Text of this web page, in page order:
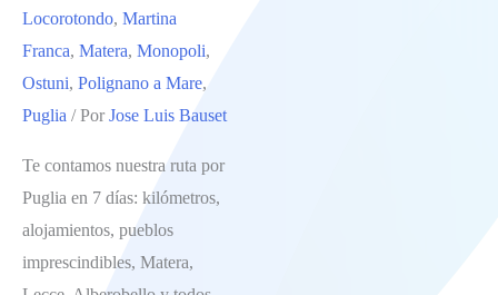
Locorotondo, Martina
Franca, Matera, Monopoli,
Ostuni, Polignano a Mare,
Puglia / Por Jose Luis Bauset
Te contamos nuestra ruta por
Puglia en 7 días: kilómetros,
alojamientos, pueblos
imprescindibles, Matera,